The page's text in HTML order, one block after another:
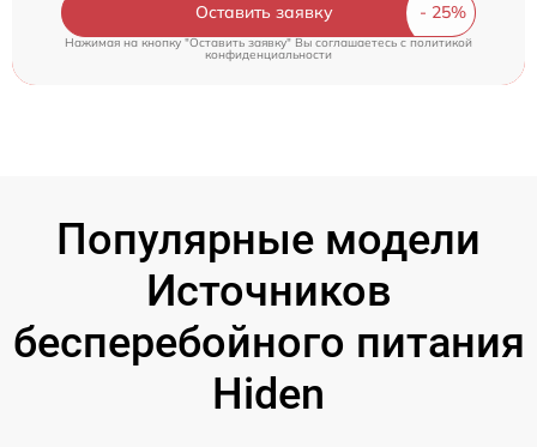
Оставить заявку
Нажимая на кнопку "Оставить заявку" Вы соглашаетесь c политикой
конфиденциальности
Популярные модели
Источников
бесперебойного питания
Hiden